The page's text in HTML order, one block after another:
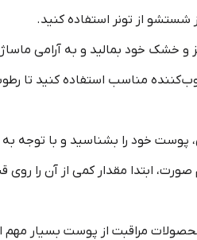
شستشو از تونر استفاده کنید.
و خشک خود بمالید و به آرامی
مناسب استفاده کنید تا
خود را بشناسید و با توجه
ابتدا مقدار کمی از آن
مراقبت از پوست بسیار